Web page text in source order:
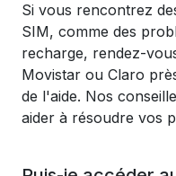
Si vous rencontrez
SIM, comme des
recharge, rendez-
Movistar ou Claro
de l'aide. Nos
aider à résoudre vos